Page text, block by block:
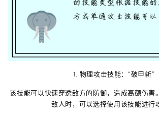
1. 物理攻击技能：“破甲斩”
该技能可以快速穿透敌方的防御，造成高额伤害
敌人时，可以选择使用该技能进行